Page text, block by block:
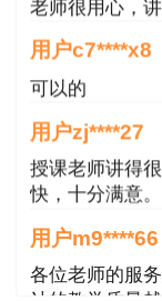
参与人员
有利害关系的
1. 地方各
案，应当报同
理部门备案。
2. 其他负
可以的
用户zj****27
授课老师讲得
快，十分满意。
用户m9****66
各位老师的服
站的教学质量
学都取得非常
辛勤付出！